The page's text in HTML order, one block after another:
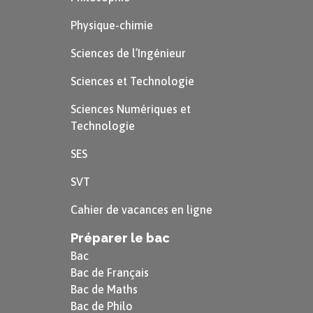
Attention
à l’impératif. Il faut donc les
apprendre par cœur.
hab
haben
wir
habt
haben
sei
seien wir
seien Sie
werde
Physique-chimie
Sciences de l’Ingénieur
Sciences et Technologie
Sciences Numériques et
Technologie
SES
SVT
Cahier de vacances en ligne
Préparer le bac
Bac
Bac de Français
Bac de Maths
Bac de Philo